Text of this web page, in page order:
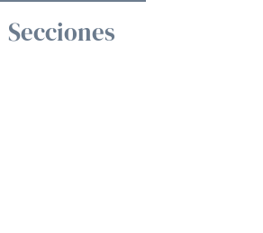
Secciones